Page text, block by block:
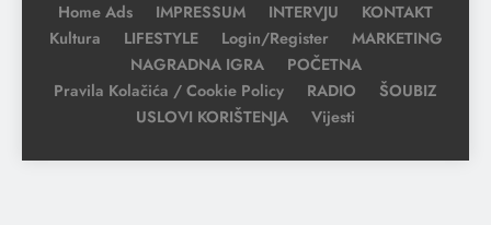
Home Ads
IMPRESSUM INTERVJU
KONTAKT
Kultura
LIFESTYLE Login/Register
MARKETING
NAGRADNA IGRA
POČETNA
Pravila Kolačića / Cookie Policy
RADIO
ŠOUBIZ
USLOVI KORIŠTENJA
Vijesti